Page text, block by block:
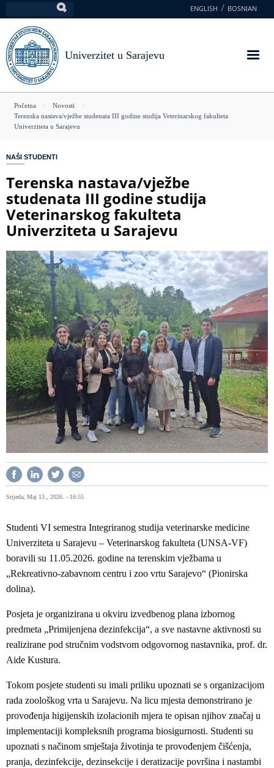
na
glavni
sadržaj
ENGLISH BOSNIAN
Univerzitet u Sarajevu
You
are
Početna
Novosti
Terenska nastava/vježbe studenata III godine studija Veterinarskog fakulteta
Univerziteta u Sarajevu
NAŠI STUDENTI
Terenska nastava/vježbe
studenata III godine studija
Veterinarskog fakulteta
Univerziteta u Sarajevu
Srijeda, Maj 13., 2026. - 16:55
Studenti VI semestra Integriranog studija veterinarske medicine
Univerziteta u Sarajevu – Veterinarskog fakulteta (UNSA-VF)
boravili su 11.05.2026. godine na terenskim vježbama u
„Rekreativno-zabavnom centru i zoo vrtu Sarajevo“ (Pionirska
dolina).
Posjeta je organizirana u okviru izvedbenog plana izbornog
predmeta „Primijenjena dezinfekcija“, a sve nastavne aktivnosti su
realizirane pod stručnim vodstvom odgovornog nastavnika, prof. dr.
Aide Kustura.
Tokom posjete studenti su imali priliku upoznati se s organizacijom
rada zoološkog vrta u Sarajevu. Na licu mjesta demonstrirano je
provođenja higijenskih izolacionih mjera te opisan njihov značaj u
implementaciji kompleksnih programa biosigurnosti. Studenti su
upoznati s načinom smještaja životinja te provođenjem čišćenja,
pranja, dezinfekcije, dezinsekcije i deratizacije površina i nastambi